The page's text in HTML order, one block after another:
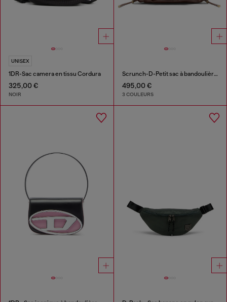
UNISEX
1DR-Sac camera en tissu Cordura
325,00 €
NOIR
Scrunch-D-Petit sac à bandoulière en cuir froissé
495,00 €
3 COULEURS